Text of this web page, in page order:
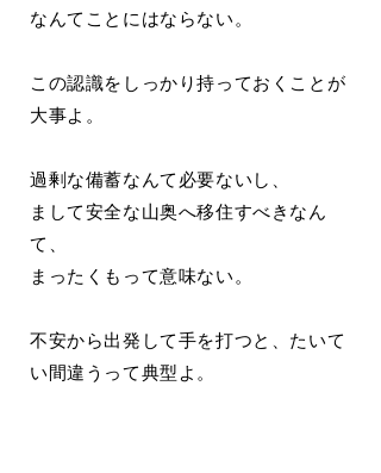
なんてことにはならない。
この認識をしっかり持っておくことが
大事よ。
過剰な備蓄なんて必要ないし、
まして安全な山奥へ移住すべきなん
て、
まったくもって意味ない。
不安から出発して手を打つと、たいて
い間違うって典型よ。